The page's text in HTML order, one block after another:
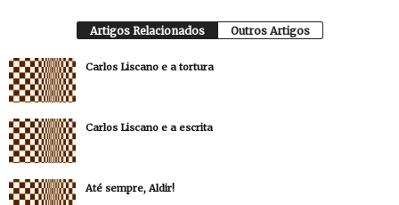
Artigos Relacionados Outros Artigos
Carlos Liscano e a tortura
Carlos Liscano e a escrita
Até sempre, Aldir!